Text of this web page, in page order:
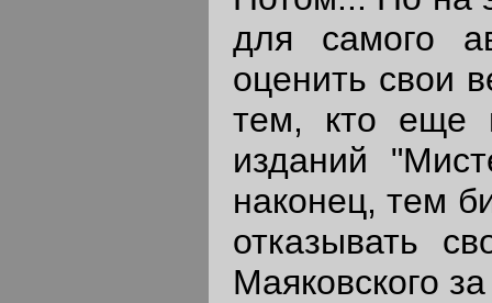
для самого
оценить свои
тем, кто еще
изданий
наконец, тем
отказывать
Маяковского